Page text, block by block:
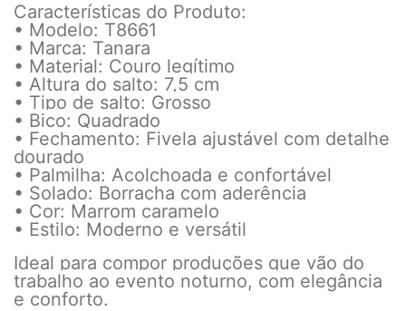
Características do Produto:
• Modelo: T8661
• Marca: Tanara
• Material: Couro legítimo
• Altura do salto: 7,5 cm
• Tipo de salto: Grosso
• Bico: Quadrado
• Fechamento: Fivela ajustável com detalhe
dourado
• Palmilha: Acolchoada e confortável
• Solado: Borracha com aderência
• Cor: Marrom caramelo
• Estilo: Moderno e versátil
Ideal para compor produções que vão do
trabalho ao evento noturno, com elegância
e conforto.